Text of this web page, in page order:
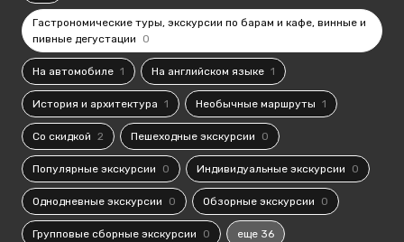
Гастрономические туры, экскурсии по барам и кафе, винные и
пивные дегустации
0
На автомобиле 1 На английском языке 1
История и архитектура 1 Необычные маршруты 1
Со скидкой 2 Пешеходные экскурсии 0
Популярные экскурсии 0 Индивидуальные экскурсии 0
Однодневные экскурсии 0 Обзорные экскурсии 0
Групповые сборные экскурсии 0 еще 36